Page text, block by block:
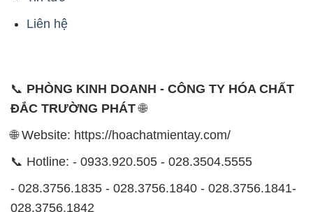
Liên hệ
📞 PHÒNG KINH DOANH - CÔNG TY HÓA CHẤT
ĐẮC TRƯỜNG PHÁT🌐
🌐 Website: https://hoachatmientay.com/
📞 Hotline: - 0933.920.505 - 028.3504.5555
- 028.3756.1835 - 028.3756.1840 - 028.3756.1841-
028.3756.1842